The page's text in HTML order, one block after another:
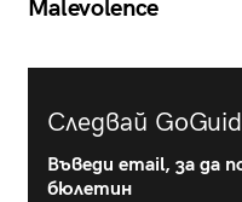
Malevolence
Следвай
Въведи email, за да
бюлетин